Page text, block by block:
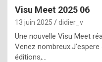
Visu Meet 2025 06
13 juin 2025 didier_v
Une nouvelle Visu Meet
Venez
éditions,…